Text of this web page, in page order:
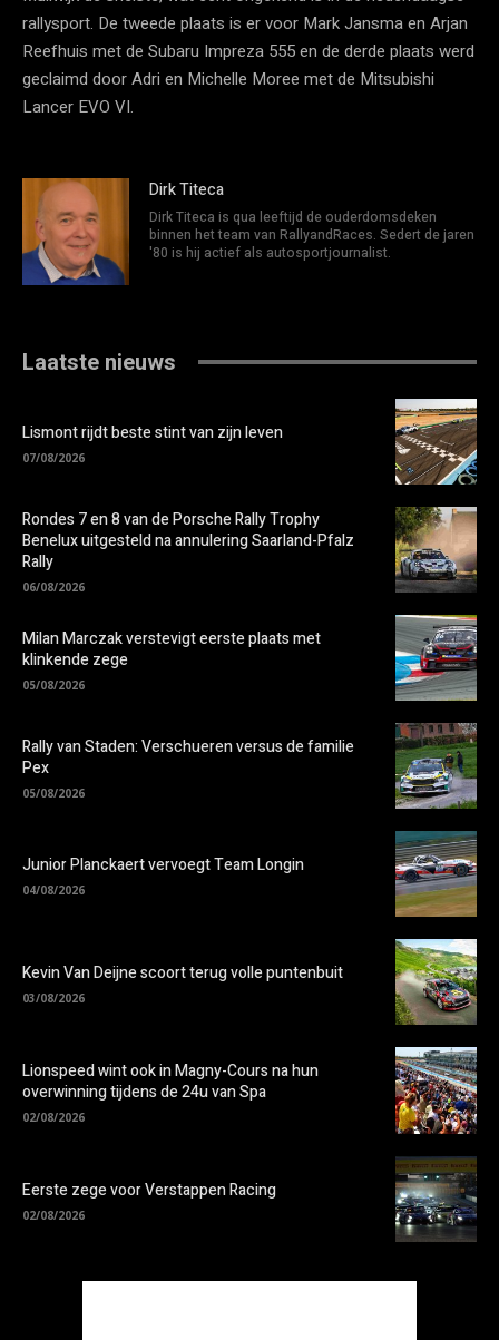
rallysport. De tweede plaats is er voor Mark Jansma en Arjan
Reefhuis met de Subaru Impreza 555 en de derde plaats werd
geclaimd door Adri en Michelle Moree met de Mitsubishi
Lancer EVO VI.
Dirk Titeca
Dirk Titeca is qua leeftijd de ouderdomsdeken
binnen het team van RallyandRaces. Sedert de jaren
'80 is hij actief als autosportjournalist.
Laatste nieuws
Lismont rijdt beste stint van zijn leven
07/08/2026
Rondes 7 en 8 van de Porsche Rally Trophy
Benelux uitgesteld na annulering Saarland-Pfalz
Rally
06/08/2026
Milan Marczak verstevigt eerste plaats met
klinkende zege
05/08/2026
Rally van Staden: Verschueren versus de familie
Pex
05/08/2026
Junior Planckaert vervoegt Team Longin
04/08/2026
Kevin Van Deijne scoort terug volle puntenbuit
03/08/2026
Lionspeed wint ook in Magny-Cours na hun
overwinning tijdens de 24u van Spa
02/08/2026
Eerste zege voor Verstappen Racing
02/08/2026